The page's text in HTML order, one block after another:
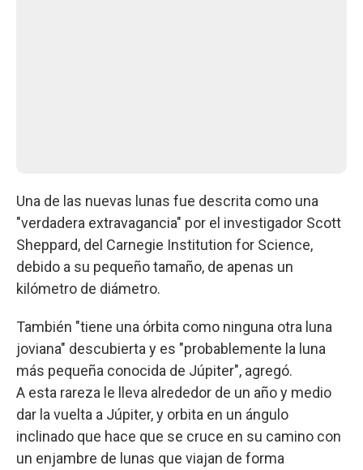
Una de las nuevas lunas fue descrita como una
"verdadera extravagancia" por el investigador Scott
Sheppard, del Carnegie Institution for Science,
debido a su pequeño tamaño, de apenas un
kilómetro de diámetro.
También "tiene una órbita como ninguna otra luna
joviana" descubierta y es "probablemente la luna
más pequeña conocida de Júpiter", agregó.
A esta rareza le lleva alrededor de un año y medio
dar la vuelta a Júpiter, y orbita en un ángulo
inclinado que hace que se cruce en su camino con
un enjambre de lunas que viajan de forma